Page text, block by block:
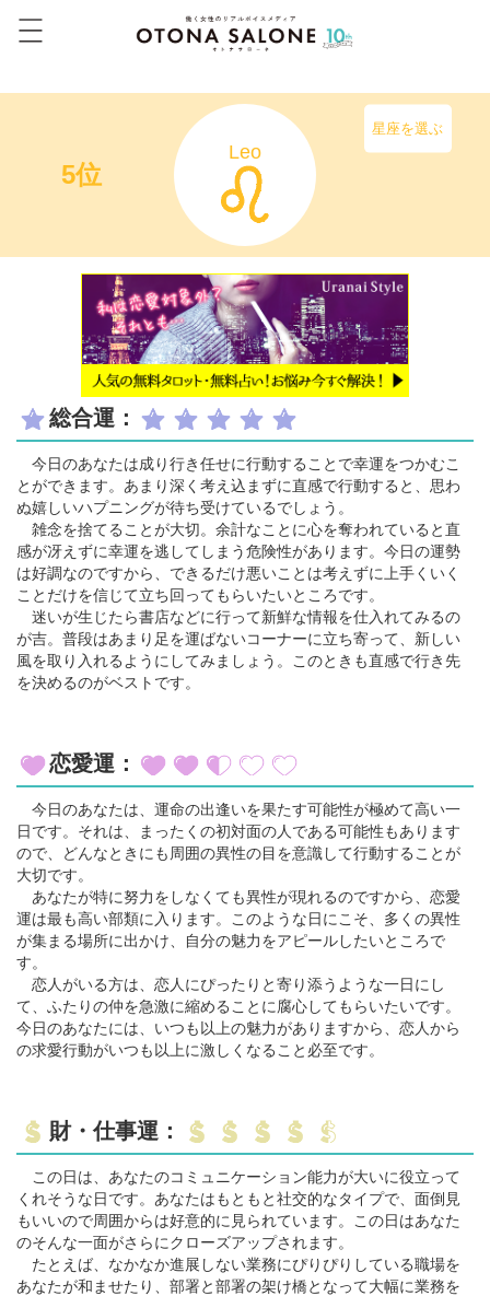
5位
Leo
星座を選ぶ
総合運：
今日のあなたは成り行き任せに行動することで幸運をつかむこ
とができます。あまり深く考え込まずに直感で行動すると、思わ
ぬ嬉しいハプニングが待ち受けているでしょう。
雑念を捨てることが大切。余計なことに心を奪われていると直
感が冴えずに幸運を逃してしまう危険性があります。今日の運勢
は好調なのですから、できるだけ悪いことは考えずに上手くいく
ことだけを信じて立ち回ってもらいたいところです。
迷いが生じたら書店などに行って新鮮な情報を仕入れてみるの
が吉。普段はあまり足を運ばないコーナーに立ち寄って、新しい
風を取り入れるようにしてみましょう。このときも直感で行き先
を決めるのがベストです。
恋愛運：
今日のあなたは、運命の出逢いを果たす可能性が極めて高い一
日です。それは、まったくの初対面の人である可能性もあります
ので、どんなときにも周囲の異性の目を意識して行動することが
大切です。
あなたが特に努力をしなくても異性が現れるのですから、恋愛
運は最も高い部類に入ります。このような日にこそ、多くの異性
が集まる場所に出かけ、自分の魅力をアピールしたいところで
す。
恋人がいる方は、恋人にぴったりと寄り添うような一日にし
て、ふたりの仲を急激に縮めることに腐心してもらいたいです。
今日のあなたには、いつも以上の魅力がありますから、恋人から
の求愛行動がいつも以上に激しくなること必至です。
財・仕事運：
この日は、あなたのコミュニケーション能力が大いに役立って
くれそうな日です。あなたはもともと社交的なタイプで、面倒見
もいいので周囲からは好意的に見られています。この日はあなた
のそんな一面がさらにクローズアップされます。
たとえば、なかなか進展しない業務にぴりぴりしている職場を
あなたが和ませたり、部署と部署の架け橋となって大幅に業務を